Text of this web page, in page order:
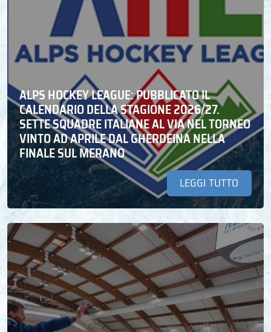
ALPS HOCKEY LEAGUE: PUBBLICATO IL
CALENDARIO DELLA STAGIONE 2026/27.
SETTE SQUADRE ITALIANE AL VIA NEL TORNEO
VINTO AD APRILE DAL GHERDEINA NELLA
FINALE SUL MERANO
LEGGI TUTTO